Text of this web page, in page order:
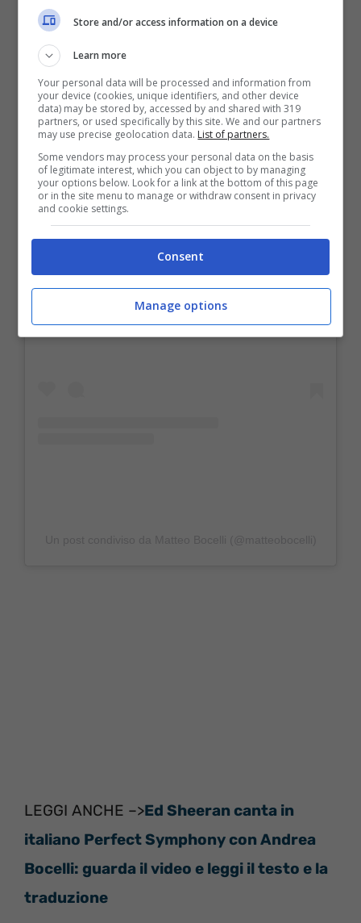
LEGGI ANCHE –>Ed Sheeran canta in
italiano Perfect Symphony con Andrea
Bocelli: guarda il video e leggi il testo e la
traduzione
Store and/or access information on a device
Learn more
Your personal data will be processed and information from
your device (cookies, unique identifiers, and other device
data) may be stored by, accessed by and shared with 319
partners, or used specifically by this site. We and our partners
may use precise geolocation data. List of partners.
Some vendors may process your personal data on the basis
of legitimate interest, which you can object to by managing
your options below. Look for a link at the bottom of this page
or in the site menu to manage or withdraw consent in privacy
and cookie settings.
Consent
Manage options